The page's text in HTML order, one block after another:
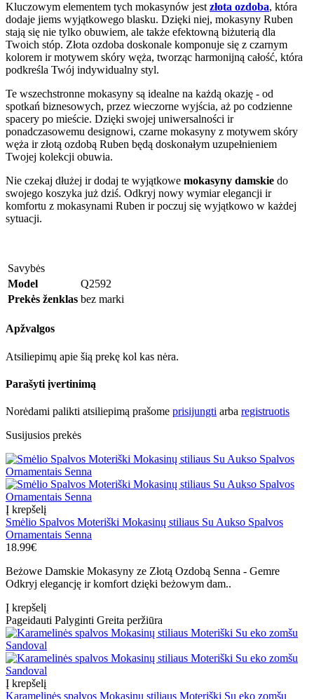
Kluczowym elementem tych mokasynów jest złota ozdoba, która
dodaje jiems wyjątkowego blasku. Dzięki niej, mokasyny Ruben
stają się nie tylko obuwiem, ale także efektowną biżuterią dla
Twoich stóp. Złota ozdoba doskonale komponuje się z czarnym
kolorem ir motywem skóry węża, tworząc harmonijną całość, która
podkreśla Twój indywidualny styl.
Te wszechstronne mokasyny są idealne na każdą okazję - od
spotkań biznesowych, przez wieczorne wyjścia, aż po codzienne
spacery po mieście. Dzięki swojej uniwersalności ir
ponadczasowemu designowi, czarne mokasyny z motywem skóry
węża ir złotą ozdobą Ruben będą doskonałym uzupełnieniem
Twojej kolekcji obuwia.
Nie czekaj dłużej ir dodaj te wyjątkowe mokasyny damskie do
swojego koszyka już dziś. Odkryj nowy wymiar elegancji ir
komfortu z mokasynami Ruben ir poczuj się wyjątkowo w każdej
sytuacji.
Savybės
Model
Q2592
Prekės ženklas bez marki
Apžvalgos
Atsiliepimų apie šią prekę kol kas nėra.
Parašyti įvertinimą
Norėdami palikti atsiliepimą prašome prisijungti arba registruotis
Susijusios prekės
Į krepšelį
Smėlio Spalvos Moteriški Mokasinų stiliaus Su Aukso Spalvos
Ornamentais Senna
18.99€
Beżowe Damskie Mokasyny ze Złotą Ozdobą Senna - Gemre
Odkryj elegancję ir komfort dzięki beżowym dam..
Į krepšelį
Pageidauti Palyginti Greita peržiūra
Į krepšelį
Karamelinės spalvos Mokasinų stiliaus Moteriški Su eko zomšu